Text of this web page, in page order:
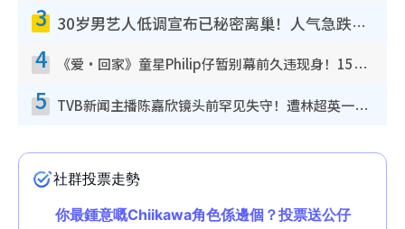
3 30岁男艺人低调宣布已秘密离巢！人气急跌变失踪人口：“这几年过得并不容易”
4 《爱·回家》童星Philip仔暂别幕前久违现身！15岁近况暴风成长长高变帅气少年
5 TVB新闻主播陈嘉欣镜头前罕见失守！遭林超英一句话突袭吓坏当场大笑